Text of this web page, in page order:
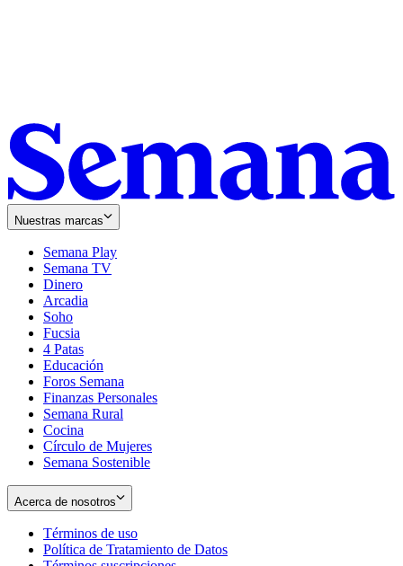
Nuestras marcas
Semana Play
Semana TV
Dinero
Arcadia
Soho
in
new
window
Fucsia
in
new
window
4 Patas
Educación
Foros Semana
Finanzas Personales
Semana Rural
Cocina
Círculo de Mujeres
Semana Sostenible
Acerca de nosotros
Términos de uso
in
Política de Tratamiento de Datos